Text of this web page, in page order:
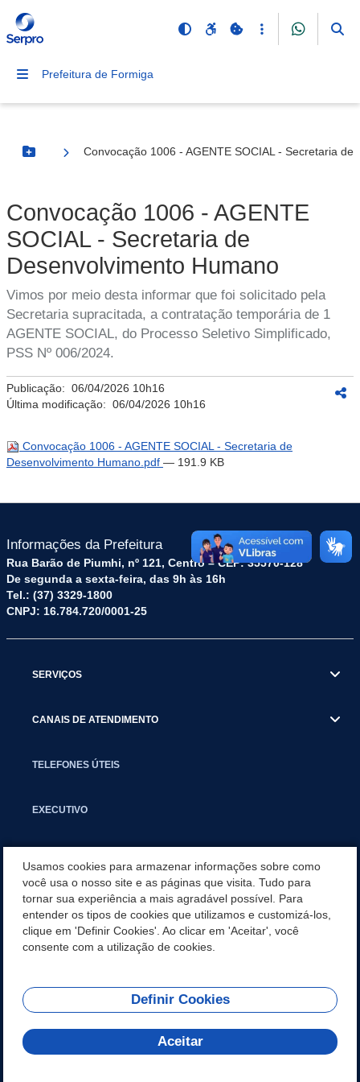
Prefeitura de Formiga
Botão Menu
Convocação 1006 - AGENTE SOCIAL - Secretaria de
Convocação 1006 - AGENTE
SOCIAL - Secretaria de
Desenvolvimento Humano
Vimos por meio desta informar que foi solicitado pela
Secretaria supracitada, a contratação temporária de 1
AGENTE SOCIAL, do Processo Seletivo Simplificado,
PSS Nº 006/2024.
Publicação: 06/04/2026 10h16
Última modificação: 06/04/2026 10h16
Convocação 1006 - AGENTE SOCIAL - Secretaria de
Desenvolvimento Humano.pdf — 191.9 KB
Informações da Prefeitura
Rua Barão de Piumhi, nº 121, Centro – CEP: 35570-128
De segunda a sexta-feira, das 9h às 16h
Tel.: (37) 3329-1800
CNPJ: 16.784.720/0001-25
SERVIÇOS
CANAIS DE ATENDIMENTO
TELEFONES ÚTEIS
EXECUTIVO
APLICATIVO
SECRETARIAS
REDES SOCIAIS
Usamos cookies para armazenar informações sobre como
você usa o nosso site e as páginas que visita. Tudo para
tornar sua experiência a mais agradável possível. Para
entender os tipos de cookies que utilizamos e customizá-los,
clique em 'Definir Cookies'. Ao clicar em 'Aceitar', você
consente com a utilização de cookies.
Definir Cookies
Aceitar